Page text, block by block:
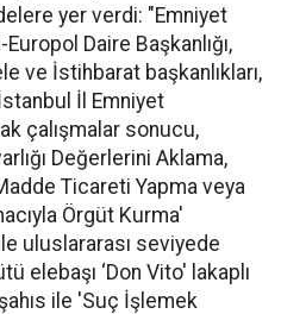
yer verdi: "Emniyet
Daire Başkanlığı,
ve İstihbarat başkanlıkları,
İl Emniyet
çalışmalar sonucu,
Değerlerini Aklama,
Ticareti Yapma veya
Örgüt Kurma'
uluslararası seviyede
elebaşı ‘Don Vito' lakaplı
ile 'Suç İşlemek